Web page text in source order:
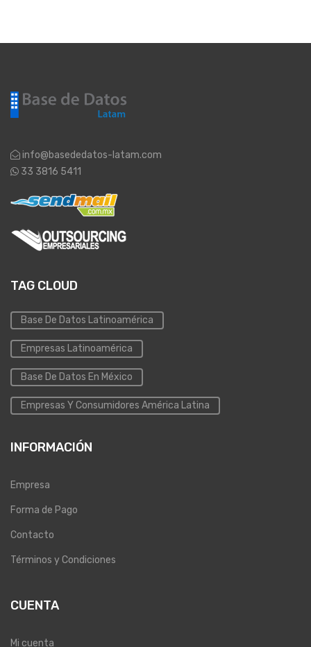
info@basededatos-latam.com
33 3816 5411
TAG CLOUD
Base De Datos Latinoamérica
Empresas Latinoamérica
Base De Datos En México
Empresas Y Consumidores América Latina
INFORMACIÓN
Empresa
Forma de Pago
Contacto
Términos y Condiciones
CUENTA
Mi cuenta